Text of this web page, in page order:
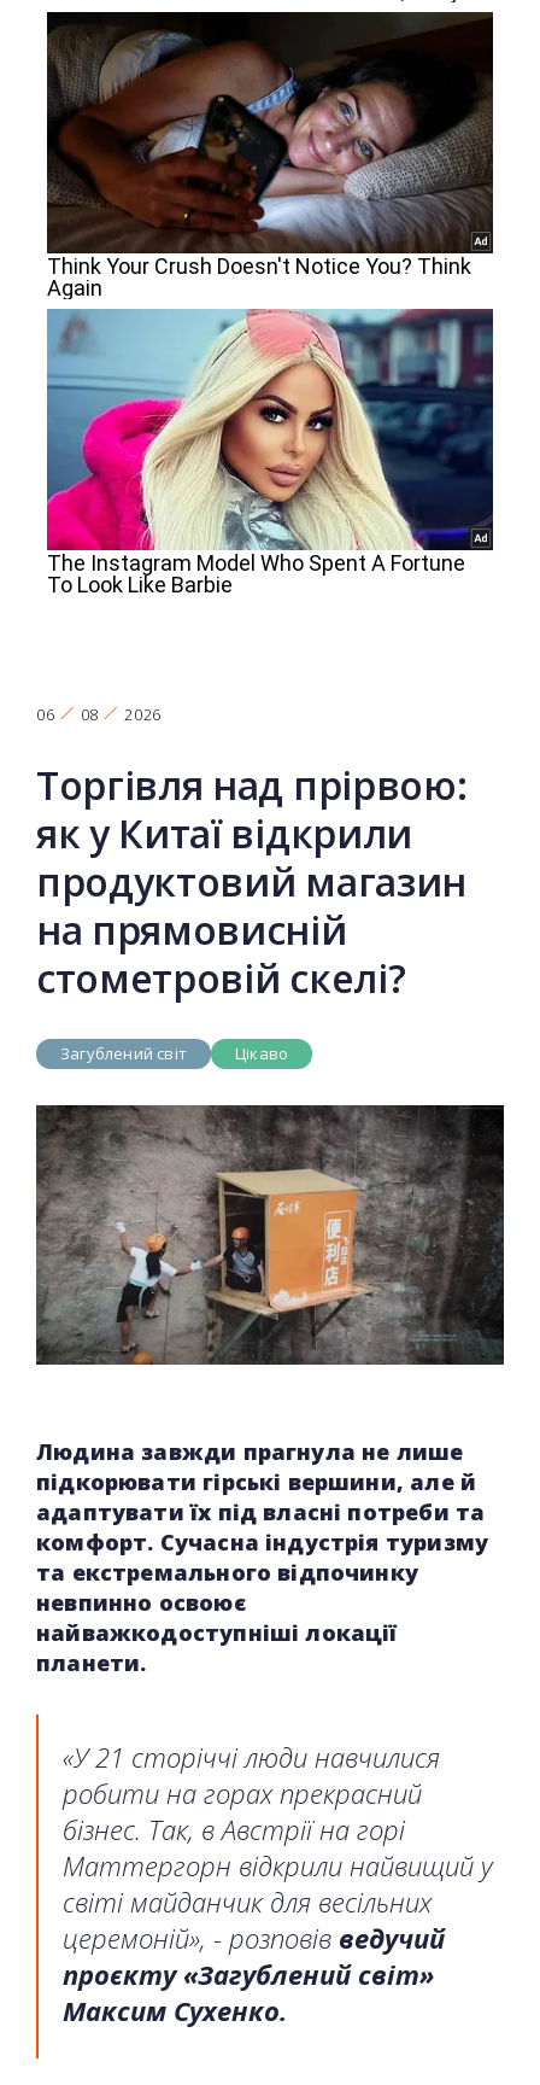
06 08 2026
Торгівля над прірвою:
як у Китаї відкрили
продуктовий магазин
на прямовисній
стометровій скелі?
Загублений світ Цікаво
Людина завжди прагнула не лише
підкорювати гірські вершини, але й
адаптувати їх під власні потреби та
комфорт. Сучасна індустрія туризму
та екстремального відпочинку
невпинно освоює
найважкодоступніші локації
планети.
«У 21 сторіччі люди навчилися
робити на горах прекрасний
бізнес. Так, в Австрії на горі
Маттергорн відкрили найвищий у
світі майданчик для весільних
церемоній», - розповів ведучий
проєкту «Загублений світ»
Максим Сухенко.